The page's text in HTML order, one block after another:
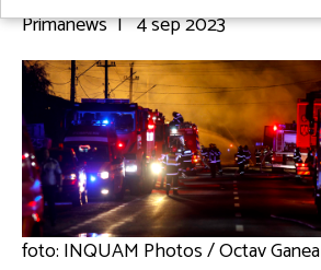
Primanews | 4 sep 2023
foto: INQUAM Photos / Octav Ganea